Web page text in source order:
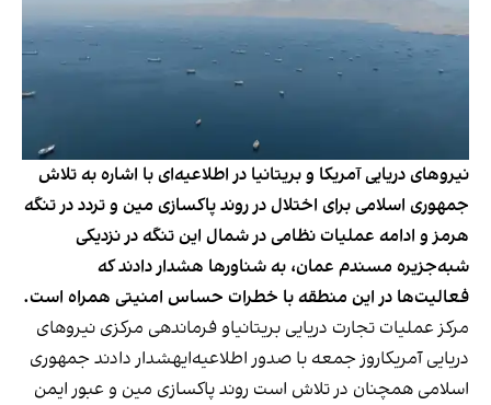
نیروهای دریایی آمریکا و بریتانیا در اطلاعیه‌ای با اشاره به تلاش
جمهوری اسلامی برای اختلال در روند پاکسازی مین و تردد در تنگه
هرمز و ادامه عملیات نظامی در شمال این تنگه در نزدیکی
شبه‌جزیره مسندم عمان، به شناورها هشدار دادند که
فعالیت‌ها در این منطقه با خطرات حساس امنیتی همراه است.
مرکز عملیات تجارت دریایی بریتانیاو فرماندهی مرکزی نیروهای
دریایی آمریکاروز جمعه با صدور اطلاعیه‌ایهشدار دادند جمهوری
اسلامی همچنان در تلاش است روند پاکسازی مین و عبور ایمن